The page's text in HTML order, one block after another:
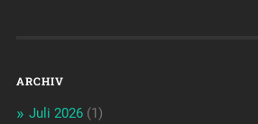
ARCHIV
Juli 2026(1)